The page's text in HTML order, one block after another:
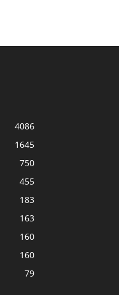
4086
1645
750
455
183
163
160
160
79